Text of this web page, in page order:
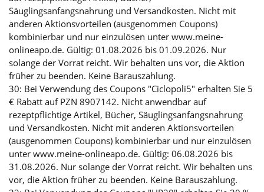
Säuglingsanfangsnahrung und Versandkosten. Nicht mit
anderen Aktionsvorteilen (ausgenommen Coupons)
kombinierbar und nur einzulösen unter www.meine-
onlineapo.de. Gültig: 01.08.2026 bis 01.09.2026. Nur
solange der Vorrat reicht. Wir behalten uns vor, die Aktion
früher zu beenden. Keine Barauszahlung.
30: Bei Verwendung des Coupons "Ciclopoli5" erhalten Sie 5
€ Rabatt auf PZN 8907142. Nicht anwendbar auf
rezeptpflichtige Artikel, Bücher, Säuglingsanfangsnahrung
und Versandkosten. Nicht mit anderen Aktionsvorteilen
(ausgenommen Coupons) kombinierbar und nur einzulösen
unter www.meine-onlineapo.de. Gültig: 06.08.2026 bis
31.08.2026. Nur solange der Vorrat reicht. Wir behalten uns
vor, die Aktion früher zu beenden. Keine Barauszahlung.